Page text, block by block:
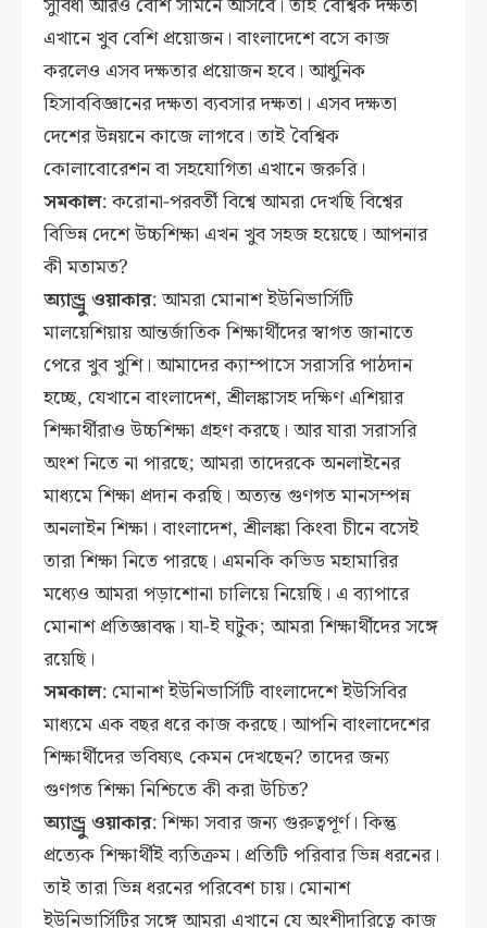
এখানে খুব বেশি প্রয়োজন। বাংলাদেশে বসে কাজ
করলেও এসব দক্ষতার প্রয়োজন হবে। আধুনিক
হিসাববিজ্ঞানের দক্ষতা ব্যবসার দক্ষতা। এসব দক্ষতা
দেশের উন্নয়নে কাজে লাগবে। তাই বৈশ্বিক
কোলাবোরেশন বা সহযোগিতা এখানে জরুরি।
সমকাল: করোনা-পরবর্তী বিশ্বে আমরা দেখছি বিশ্বের
বিভিন্ন দেশে উচ্চশিক্ষা এখন খুব সহজ হয়েছে। আপনার
কী মতামত?
অ্যান্ড্রু ওয়াকার: আমরা মোনাশ ইউনিভার্সিটি
মালয়েশিয়ায় আন্তর্জাতিক শিক্ষার্থীদের স্বাগত জানাতে
পেরে খুব খুশি। আমাদের ক্যাম্পাসে সরাসরি পাঠদান
হচ্ছে, যেখানে বাংলাদেশ, শ্রীলঙ্কাসহ দক্ষিণ এশিয়ার
শিক্ষার্থীরাও উচ্চশিক্ষা গ্রহণ করছে। আর যারা সরাসরি
অংশ নিতে না পারছে; আমরা তাদেরকে অনলাইনের
মাধ্যমে শিক্ষা প্রদান করছি। অত্যন্ত গুণগত মানসম্পন্ন
অনলাইন শিক্ষা। বাংলাদেশ, শ্রীলঙ্কা কিংবা চীনে বসেই
তারা শিক্ষা নিতে পারছে। এমনকি কভিড মহামারির
মধ্যেও আমরা পড়াশোনা চালিয়ে নিয়েছি। এ ব্যাপারে
মোনাশ প্রতিজ্ঞাবদ্ধ। যা-ই ঘটুক; আমরা শিক্ষার্থীদের সঙ্গে
রয়েছি।
সমকাল: মোনাশ ইউনিভার্সিটি বাংলাদেশে ইউসিবির
মাধ্যমে এক বছর ধরে কাজ করছে। আপনি বাংলাদেশের
শিক্ষার্থীদের ভবিষ্যৎ কেমন দেখছেন? তাদের জন্য
গুণগত শিক্ষা নিশ্চিতে কী করা উচিত?
অ্যান্ড্রু ওয়াকার: শিক্ষা সবার জন্য গুরুত্বপূর্ণ। কিন্তু
প্রত্যেক শিক্ষার্থীই ব্যতিক্রম। প্রতিটি পরিবার ভিন্ন ধরনের।
তাই তারা ভিন্ন ধরনের পরিবেশ চায়। মোনাশ
ইউনিভার্সিটির সঙ্গে আমরা এখানে যে অংশীদারিত্বে কাজ